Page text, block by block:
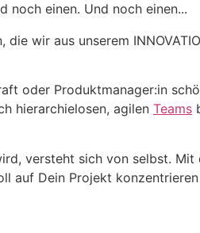
noch einen. Und noch einen...
die wir aus unserem
oder Produktmanager:in
hierarchielosen, agilen Teams
versteht sich von selbst.
auf Dein Projekt